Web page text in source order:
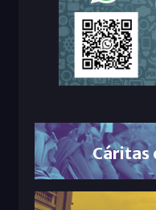
Cáritas